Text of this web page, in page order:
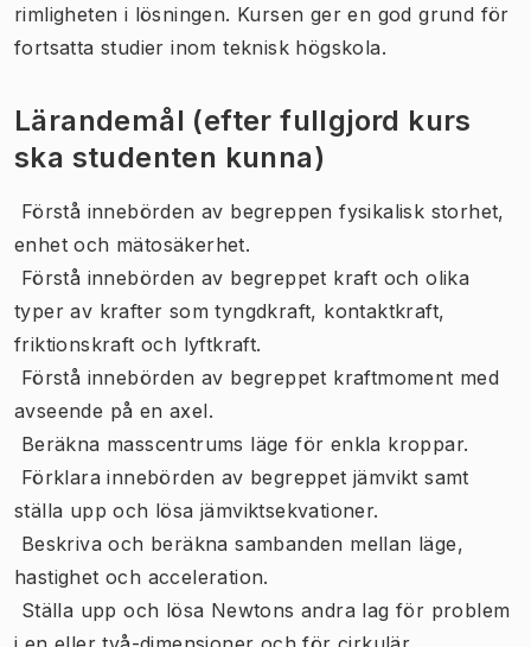
rimligheten i lösningen. Kursen ger en god grund för
fortsatta studier inom teknisk högskola.
Lärandemål (efter fullgjord kurs
ska studenten kunna)
 Förstå innebörden av begreppen fysikalisk storhet,
enhet och mätosäkerhet.
 Förstå innebörden av begreppet kraft och olika
typer av krafter som tyngdkraft, kontaktkraft,
friktionskraft och lyftkraft.
 Förstå innebörden av begreppet kraftmoment med
avseende på en axel.
 Beräkna masscentrums läge för enkla kroppar.
 Förklara innebörden av begreppet jämvikt samt
ställa upp och lösa jämviktsekvationer.
 Beskriva och beräkna sambanden mellan läge,
hastighet och acceleration.
 Ställa upp och lösa Newtons andra lag för problem